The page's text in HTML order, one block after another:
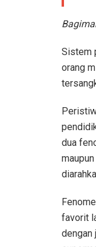
Sistem
orang
dua
favorit
dengan